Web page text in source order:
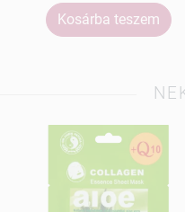
Kosárba teszem